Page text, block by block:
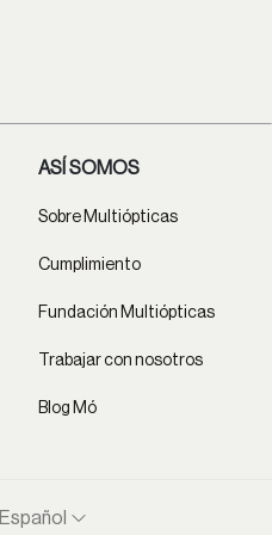
ASÍ SOMOS
Sobre Multiópticas
Cumplimiento
Fundación Multiópticas
Trabajar con nosotros
Blog Mó
Español